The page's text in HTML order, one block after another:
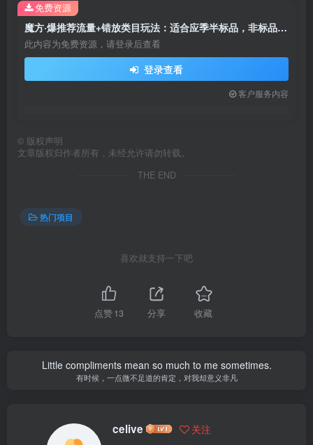
魔方·爆推荐流量+错放类目玩法：适合应季半标品，非标品，年货，节庆产…
此内容为免费资源，请登录后查看
登录查看
客户服务内容
免费资源
© 版权声明
文章版权归作者所有，未经允许请勿转载。
THE END
热门项目
喜欢就支持一下吧
点赞13 分享 收藏
Little compliments mean so much to me sometimes.
有时候，一点微不足道的肯定，对我却意义非凡
celive 关注